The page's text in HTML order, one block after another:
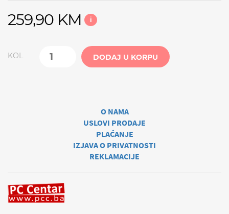
259,90 KM i
KOL DODAJ U KORPU
O NAMA
USLOVI PRODAJE
PLAĆANJE
IZJAVA O PRIVATNOSTI
REKLAMACIJE